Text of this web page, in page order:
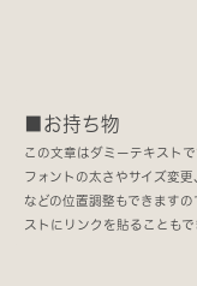
■お持ち物
この文章はダミーテキスト
フォントの太さやサイズ変
などの位置調整もできます
ストにリンクを貼ることもで